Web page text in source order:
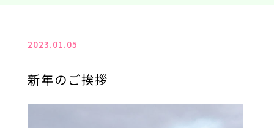
2023.01.05
新年のご挨拶